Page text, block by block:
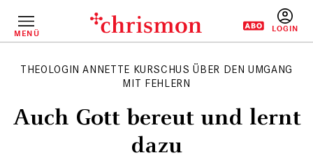
InhaltMENÜ
THEOLOGIN ANNETTE KURSCHUS ÜBER DEN UMGANG
MIT FEHLERN
Auch Gott bereut und lernt
dazu